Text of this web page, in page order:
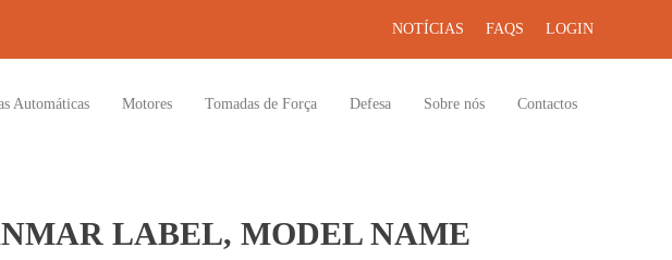
NOTÍCIAS FAQS LOGIN
Automáticas Motores Tomadas de Força Defesa Sobre nós Contactos
LABEL, MODEL NAME